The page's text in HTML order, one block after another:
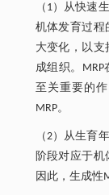
（1）从快速
机体发育过程
大变化，以
成组织。
至关重要的
MRP。
（2）从生育
阶段对应于机
因此，生成性